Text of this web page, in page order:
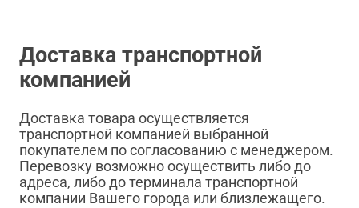
Доставка транспортной
компанией
Доставка товара осуществляется
транспортной компанией выбранной
покупателем по согласованию с менеджером.
Перевозку возможно осуществить либо до
адреса, либо до терминала транспортной
компании Вашего города или близлежащего.